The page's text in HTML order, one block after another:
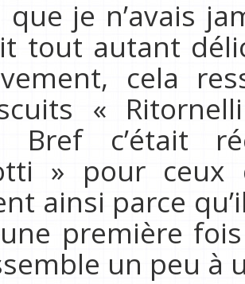
je n’avais
tout autant
cela
«
Bref c’était
» pour
ainsi parce
première
un peu à